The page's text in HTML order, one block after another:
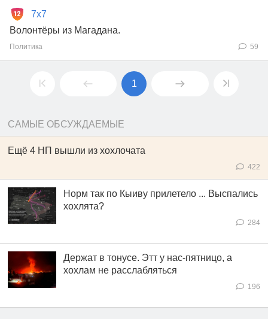
7x7
Волонтёры из Магадана.
59
Политика
1
САМЫЕ ОБСУЖДАЕМЫЕ
Ещё 4 НП вышли из хохлочата
422
Норм так по Кыиву прилетело ... Выспались
хохлята?
284
Держат в тонусе. Этт у нас-пятницо, а
хохлам не расслабляться
196